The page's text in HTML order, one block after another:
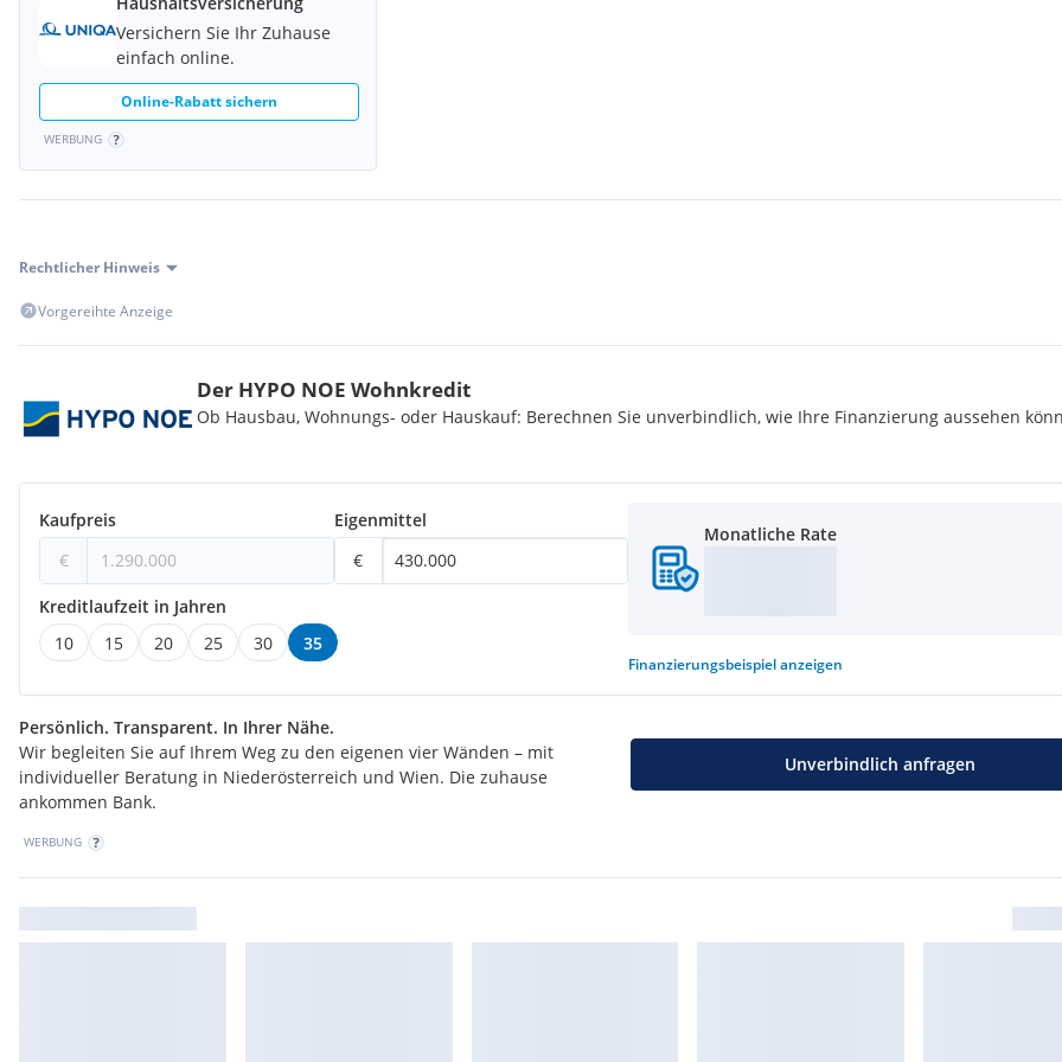
Versichern Sie Ihr Zuhause
einfach online.
Online-Rabatt sichern
WERBUNG
Rechtlicher Hinweis
Vorgereihte Anzeige
Der HYPO NOE Wohnkredit
Ob Hausbau, Wohnungs- oder Hauskauf: Berechnen Sie unverbindlich, wie Ihre Finanzierung aussehen
Kaufpreis
€
Eigenmittel
€
Kreditlaufzeit in Jahren
10
15 20 25 30 35
Monatliche Rate
Finanzierungsbeispielanzeigen
Persönlich. Transparent. In Ihrer Nähe.
Wir begleiten Sie auf Ihrem Weg zu den eigenen vier Wänden – mit
individueller Beratung in Niederösterreich und Wien. Die zuhause
ankommen Bank.
Unverbindlich anfragen
WERBUNG